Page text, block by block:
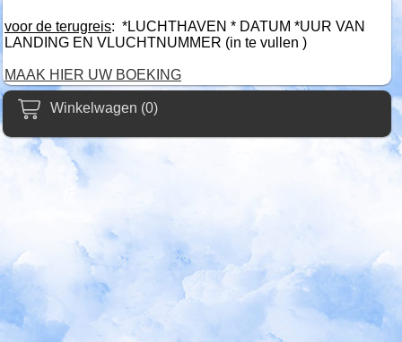
Winkelwagen (0)
voor de terugreis: *LUCHTHAVEN * DATUM *UUR VAN
LANDING EN VLUCHTNUMMER (in te vullen )
MAAK HIER UW BOEKING